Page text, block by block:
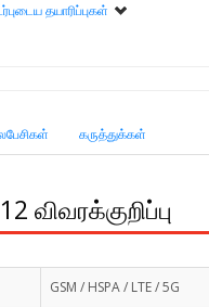
தயாரிப்புகள்
கருத்துக்கள்
விவரக்குறிப்பு
GSM / HSPA / LTE / 5G